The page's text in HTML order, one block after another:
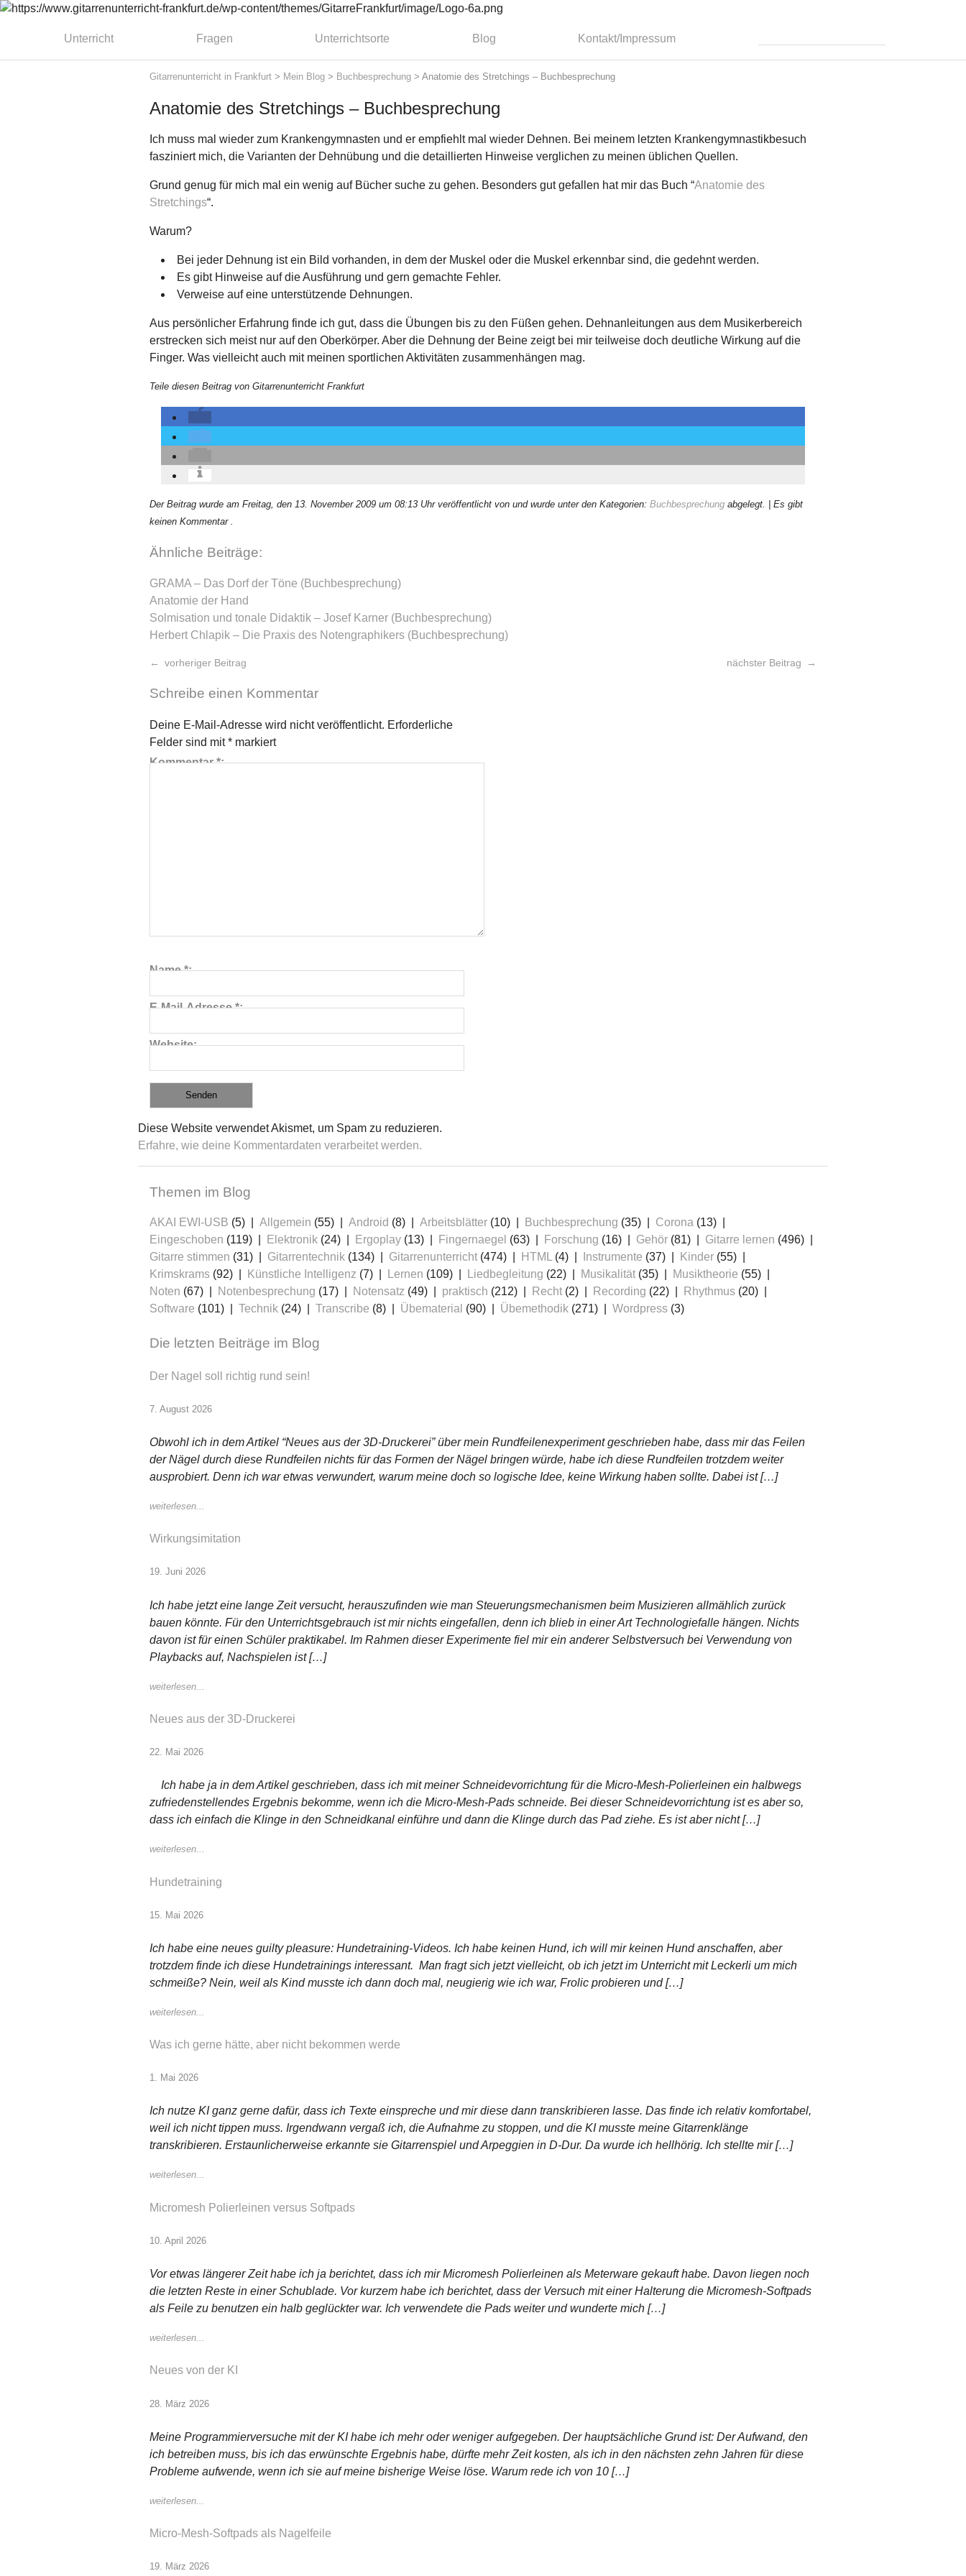
Unterricht Fragen Unterrichtsorte Blog Kontakt/Impressum
Gitarrenunterricht in Frankfurt > Mein Blog > Buchbesprechung > Anatomie des Stretchings – Buchbesprechung
Anatomie des Stretchings – Buchbesprechung
Ich muss mal wieder zum Krankengymnasten und er empfiehlt mal wieder Dehnen. Bei meinem letzten Krankengymnastikbesuch
fasziniert mich, die Varianten der Dehnübung und die detaillierten Hinweise verglichen zu meinen üblichen Quellen.
Grund genug für mich mal ein wenig auf Bücher suche zu gehen. Besonders gut gefallen hat mir das Buch “Anatomie des
Stretchings“.
Warum?
Bei jeder Dehnung ist ein Bild vorhanden, in dem der Muskel oder die Muskel erkennbar sind, die gedehnt werden.
Es gibt Hinweise auf die Ausführung und gern gemachte Fehler.
Verweise auf eine unterstützende Dehnungen.
Aus persönlicher Erfahrung finde ich gut, dass die Übungen bis zu den Füßen gehen. Dehnanleitungen aus dem Musikerbereich
erstrecken sich meist nur auf den Oberkörper. Aber die Dehnung der Beine zeigt bei mir teilweise doch deutliche Wirkung auf die
Finger. Was vielleicht auch mit meinen sportlichen Aktivitäten zusammenhängen mag.
Teile diesen Beitrag von Gitarrenunterricht Frankfurt
Der Beitrag wurde am Freitag, den 13. November 2009 um 08:13 Uhr veröffentlicht von und wurde unter den Kategorien: Buchbesprechung abgelegt.
| Es gibt
keinen Kommentar .
Ähnliche Beiträge:
GRAMA – Das Dorf der Töne (Buchbesprechung)
Anatomie der Hand
Solmisation und tonale Didaktik – Josef Karner (Buchbesprechung)
Herbert Chlapik – Die Praxis des Notengraphikers (Buchbesprechung)
vorheriger Beitrag nächster Beitrag
Schreibe einen Kommentar
Deine E-Mail-Adresse wird nicht veröffentlicht. Erforderliche
Felder sind mit* markiert
Kommentar*
Name*
E-Mail-Adresse*
Website
Diese Website verwendet Akismet, um Spam zu reduzieren.
Erfahre, wie deine Kommentardaten verarbeitet werden.
Themen im Blog
AKAI EWI-USB (5) Allgemein (55) Android (8) Arbeitsblätter (10) Buchbesprechung (35) Corona (13)
Eingeschoben (119) Elektronik (24) Ergoplay (13) Fingernaegel (63) Forschung (16) Gehör (81) Gitarre lernen (496)
Gitarre stimmen (31) Gitarrentechnik (134) Gitarrenunterricht(474) HTML(4) Instrumente (37) Kinder (55)
Krimskrams (92) Künstliche Intelligenz (7) Lernen (109) Liedbegleitung (22) Musikalität(35) Musiktheorie (55)
Noten (67) Notenbesprechung (17) Notensatz (49) praktisch (212) Recht(2) Recording (22) Rhythmus (20)
Software (101) Technik (24) Transcribe (8) Übematerial (90) Übemethodik (271) Wordpress (3)
Die letzten Beiträge im Blog
Der Nagel soll richtig rund sein!
7. August 2026
Obwohl ich in dem Artikel “Neues aus der 3D-Druckerei” über mein Rundfeilenexperiment geschrieben habe, dass mir das Feilen
der Nägel durch diese Rundfeilen nichts für das Formen der Nägel bringen würde, habe ich diese Rundfeilen trotzdem weiter
ausprobiert. Denn ich war etwas verwundert, warum meine doch so logische Idee, keine Wirkung haben sollte. Dabei ist […]
weiterlesen...
Wirkungsimitation
19. Juni 2026
Ich habe jetzt eine lange Zeit versucht, herauszufinden wie man Steuerungsmechanismen beim Musizieren allmählich zurück
bauen könnte. Für den Unterrichtsgebrauch ist mir nichts eingefallen, denn ich blieb in einer Art Technologiefalle hängen. Nichts
davon ist für einen Schüler praktikabel. Im Rahmen dieser Experimente fiel mir ein anderer Selbstversuch bei Verwendung von
Playbacks auf, Nachspielen ist […]
weiterlesen...
Neues aus der 3D-Druckerei
22. Mai 2026
Ich habe ja in dem Artikel geschrieben, dass ich mit meiner Schneidevorrichtung für die Micro-Mesh-Polierleinen ein halbwegs
zufriedenstellendes Ergebnis bekomme, wenn ich die Micro-Mesh-Pads schneide. Bei dieser Schneidevorrichtung ist es aber so,
dass ich einfach die Klinge in den Schneidkanal einführe und dann die Klinge durch das Pad ziehe. Es ist aber nicht […]
weiterlesen...
Hundetraining
15. Mai 2026
Ich habe eine neues guilty pleasure: Hundetraining-Videos. Ich habe keinen Hund, ich will mir keinen Hund anschaffen, aber
trotzdem finde ich diese Hundetrainings interessant. Man fragt sich jetzt vielleicht, ob ich jetzt im Unterricht mit Leckerli um mich
schmeiße? Nein, weil als Kind musste ich dann doch mal, neugierig wie ich war, Frolic probieren und […]
weiterlesen...
Was ich gerne hätte, aber nicht bekommen werde
1. Mai 2026
Ich nutze KI ganz gerne dafür, dass ich Texte einspreche und mir diese dann transkribieren lasse. Das finde ich relativ komfortabel,
weil ich nicht tippen muss. Irgendwann vergaß ich, die Aufnahme zu stoppen, und die KI musste meine Gitarrenklänge
transkribieren. Erstaunlicherweise erkannte sie Gitarrenspiel und Arpeggien in D-Dur. Da wurde ich hellhörig. Ich stellte mir […]
weiterlesen...
Micromesh Polierleinen versus Softpads
10. April 2026
Vor etwas längerer Zeit habe ich ja berichtet, dass ich mir Micromesh Polierleinen als Meterware gekauft habe. Davon liegen noch
die letzten Reste in einer Schublade. Vor kurzem habe ich berichtet, dass der Versuch mit einer Halterung die Micromesh-Softpads
als Feile zu benutzen ein halb geglückter war. Ich verwendete die Pads weiter und wunderte mich […]
weiterlesen...
Neues von der KI
28. März 2026
Meine Programmierversuche mit der KI habe ich mehr oder weniger aufgegeben. Der hauptsächliche Grund ist: Der Aufwand, den
ich betreiben muss, bis ich das erwünschte Ergebnis habe, dürfte mehr Zeit kosten, als ich in den nächsten zehn Jahren für diese
Probleme aufwende, wenn ich sie auf meine bisherige Weise löse. Warum rede ich von 10 […]
weiterlesen...
Micro-Mesh-Softpads als Nagelfeile
19. März 2026